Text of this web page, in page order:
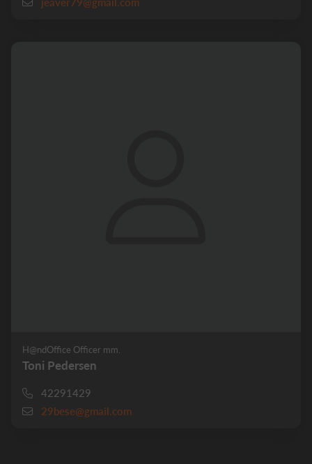
H@ndOffice Officer mm.
Toni Pedersen
42291429
29bese@gmail.com